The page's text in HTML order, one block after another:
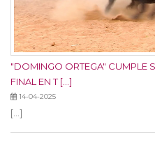
"DOMINGO ORTEGA" CUMPLE
FINAL EN T [...]
14-04-2025
[...]